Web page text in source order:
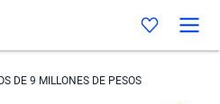
DE 9 MILLONES DE PESOS